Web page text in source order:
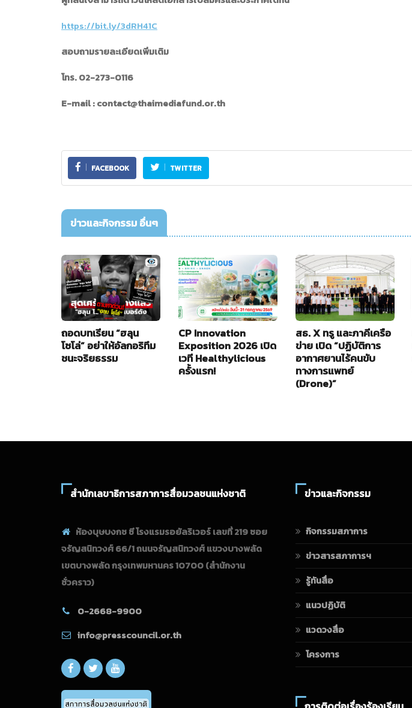
https://bit.ly/3dRH41C
สอบถามรายละเอียดเพิ่มเติม
โทร. 02-273-0116
E-mail : contact@thaimediafund.or.th
FACEBOOK TWITTER
ข่าวและกิจกรรม อื่นๆ
ถอดบทเรียน “ฮลุน
โซโล่” อย่าให้อัลกอริทึม
ชนะจริยธรรม
CP Innovation
Exposition 2026 เปิด
เวที Healthylicious
ครั้งแรก!
สธ. X ทรู และภาคีเครือ
ข่าย เปิด “ปฏิบัติการ
อากาศยานไร้คนขับ
ทางการแพทย์
(Drone)”
สำนักเลขาธิการสภาการสื่อมวลชนแห่งชาติ
ห้องบุษบงกช ซี โรงแรมรอยัลริเวอร์ เลขที่ 219 ซอย
จรัญสนิทวงศ์ 66/1 ถนนจรัญสนิทวงศ์ แขวงบางพลัด
เขตบางพลัด กรุงเทพมหานคร 10700(สำนักงาน
ชั่วคราว)
0-2668-9900
info@presscouncil.or.th
ข่าวและกิจกรรม
กิจกรรมสภาการ
ข่าวสารสภาการฯ
รู้ทันสื่อ
แนวปฏิบัติ
แวดวงสื่อ
โครงการ